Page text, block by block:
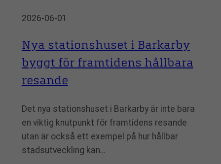
2026-06-01
Nya stationshuset i Barkarby
byggt för framtidens hållbara
resande
Det nya stationshuset i Barkarby är inte bara
en viktig knutpunkt för framtidens resande
utan är också ett exempel på hur hållbar
stadsutveckling kan…